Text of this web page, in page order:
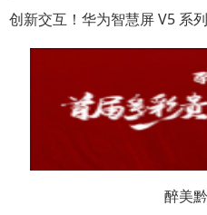
创新交互！华为智慧屏 V5 系
醉美